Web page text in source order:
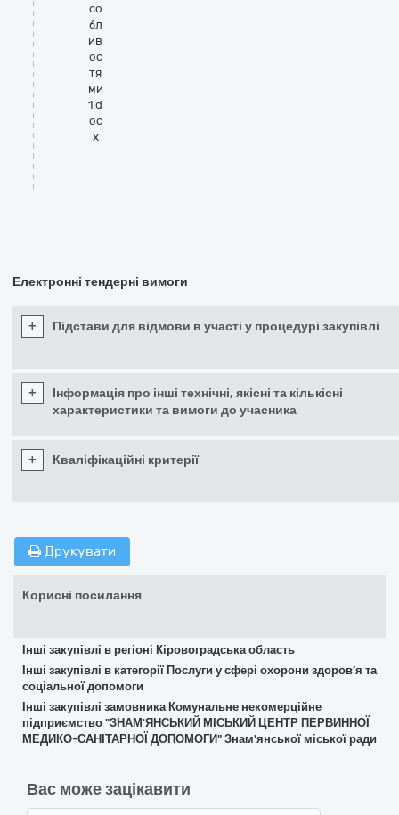
со
бл
ив
ос
тя
ми
1.d
oc
x
Електронні тендерні вимоги
+ Підстави для відмови в участі у процедурі закупівлі
+
Інформація про інші технічні, якісні та кількісні
характеристики та вимоги до учасника
+ Кваліфікаційні критерії
Друкувати
Корисні посилання
Інші закупівлі в регіоні Кіровоградська область
Інші закупівлі в категорії Послуги у сфері охорони здоров’я та
соціальної допомоги
Інші закупівлі замовника Комунальне некомерційне
підприємство "ЗНАМ'ЯНСЬКИЙ МІСЬКИЙ ЦЕНТР ПЕРВИННОЇ
МЕДИКО-САНІТАРНОЇ ДОПОМОГИ" Знам'янської міської ради
Вас може зацікавити